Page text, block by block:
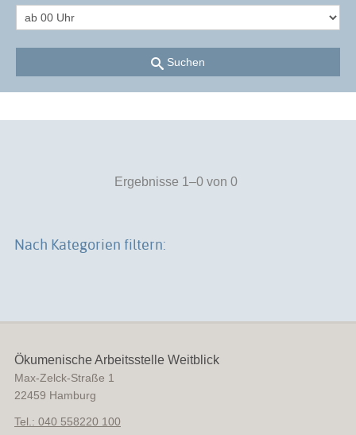
Suchen
Ergebnisse 1–0 von 0
Nach Kategorien filtern:
Ökumenische Arbeitsstelle Weitblick
Max-Zelck-Straße 1
22459 Hamburg
Tel.: 040 558220 100